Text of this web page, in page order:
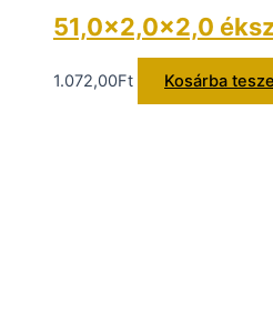
51,0×2,0×2,0
1.072,00Ft Kosárba